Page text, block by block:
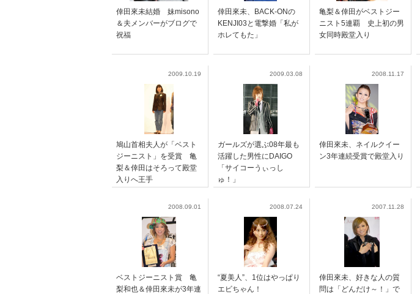
倖田來未結婚 妹misono
＆夫メンバーがブログで
祝福
倖田來未、BACK-ONの
KENJI03と電撃婚「私が
ホレてもた」
亀梨＆倖田がベストジー
ニスト5連覇 史上初の男
女同時殿堂入り
2009.10.19
鳩山首相夫人が「ベスト
ジーニスト」を受賞 亀
梨＆倖田はそろって殿堂
入りへ王手
2009.03.08
ガールズが選ぶ08年最も
活躍した男性にDAIGO
「サイコーうぃっし
ゅ！」
2008.11.17
倖田來未、ネイルクイー
ン3年連続受賞で殿堂入り
2008.09.01
ベストジーニスト賞 亀
梨和也＆倖田來未が3年連
2008.07.24
“夏美人”、1位はやっぱり
エビちゃん！
2007.11.28
倖田來未、好きな人の質
問は「どんだけ～！」で